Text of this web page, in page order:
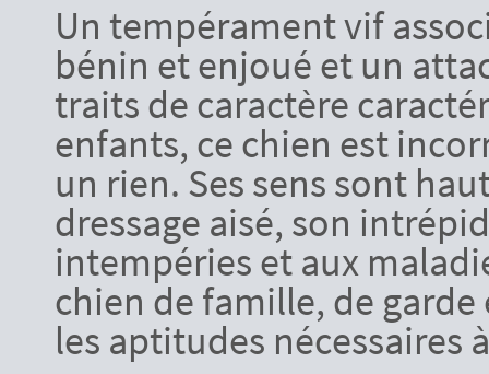
Un tempérament vif
bénin et enjoué et un
traits de caractère
enfants, ce chien est
un rien. Ses sens sont
dressage aisé, son
intempéries et aux
chien de famille, de
les aptitudes nécessaires